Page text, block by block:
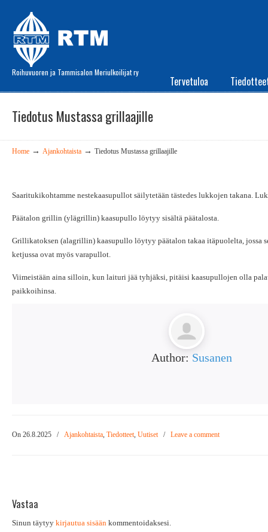
Roihuvuoren ja Tammisalon Meriulkoilijat ry
Tervetuloa
Tiedotus Mustassa grillaajille
Home → Ajankohtaista → Tiedotus Mustassa grillaajille
Saaritukikohtamme nestekaasupullot säilytetään tästedes lukkojen takana.
Päätalon grillin (ylägrillin) kaasupullo löytyy sisältä päätalosta.
Grillikatoksen (alagrillin) kaasupullo löytyy päätalon takaa itäpuolelta, jossa
ketjussa ovat myös varapullot.
Viimeistään aina silloin, kun laituri jää tyhjäksi, pitäisi kaasupullojen olla
paikkoihinsa.
Author: Susanen
On 26.8.2025 / Ajankohtaista, Tiedotteet, Uutiset / Leave a comment
Vastaa
Sinun täytyy kirjautua sisään kommentoidaksesi.